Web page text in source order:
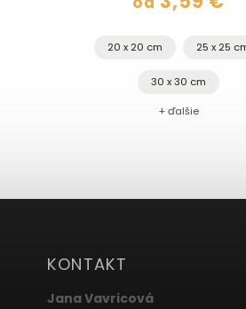
20 x 20 cm 25 x 25
30 x 30 cm
+ ďalšie
KONTAKT
Jana Vavricová